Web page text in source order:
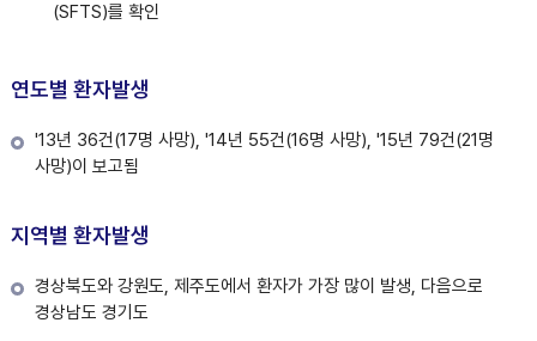
(SFTS)를 확인
연도별 환자발생
'13년 36건(17명 사망), '14년 55건(16명 사망), '15년 79건(21명
사망)이 보고됨
지역별 환자발생
경상북도와 강원도, 제주도에서 환자가 가장 많이 발생, 다음으로
경상남도 경기도